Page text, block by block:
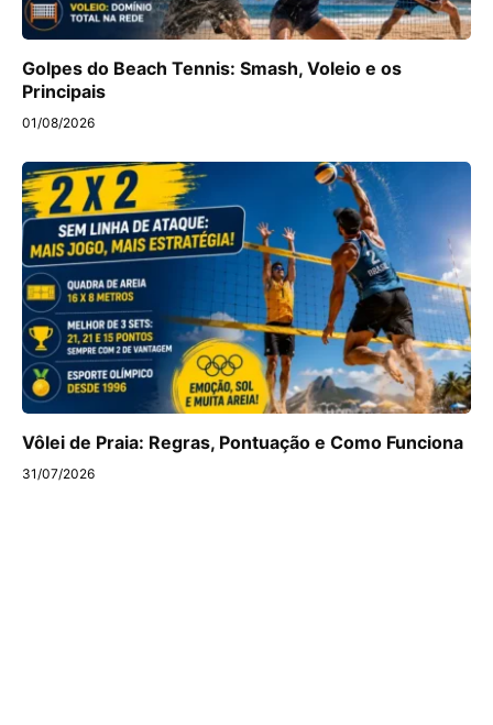
Golpes do Beach Tennis: Smash, Voleio e os
Principais
01/08/2026
Vôlei de Praia: Regras, Pontuação e Como Funciona
31/07/2026